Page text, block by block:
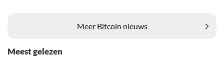
Meer Bitcoin nieuws
Meest gelezen